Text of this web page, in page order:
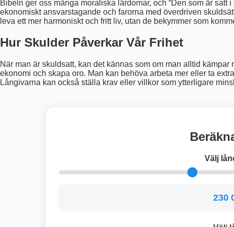
Bibeln ger oss många moraliska lärdomar, och “Den som är
ekonomiskt ansvarstagande och farorna med överdriven
leva ett mer harmoniskt och fritt liv, utan de bekymmer som
Hur Skulder Påverkar Vår Frihet
När man är skuldsatt, kan det kännas som om man alltid
ekonomi och skapa oro. Man kan behöva arbeta mer eller ta
Långivarna kan också ställa krav eller villkor som ytterligare
Välj
230